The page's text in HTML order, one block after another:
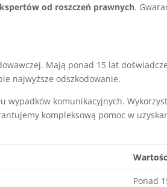
od roszczeń prawnych.
Mają ponad 15 lat
najwyższe odszkodowanie.
wypadków komunikacyjnych.
kompleksową pomoc w
Ponad